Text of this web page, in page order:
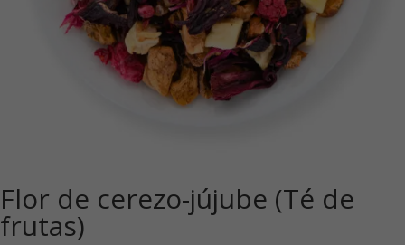
Flor de cerezo-jújube (Té de
frutas)